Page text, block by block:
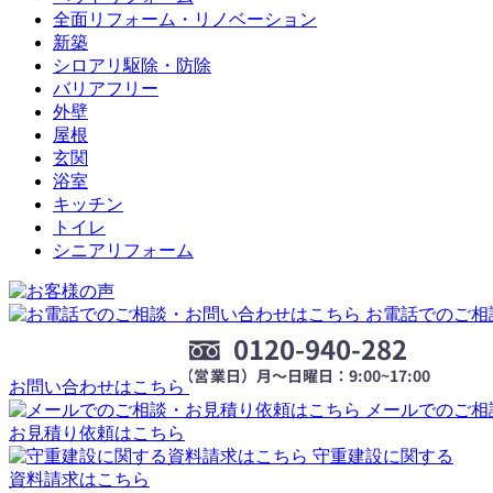
全面リフォーム・リノベーション
新築
シロアリ駆除・防除
バリアフリー
外壁
屋根
玄関
浴室
キッチン
トイレ
シニアリフォーム
お電話でのご相
お問い合わせはこちら
メールでのご相
お見積り依頼はこちら
守重建設に関する
資料請求はこちら